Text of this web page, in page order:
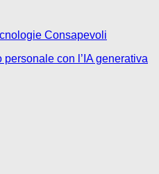
Consapevoli
con l’IA generativa